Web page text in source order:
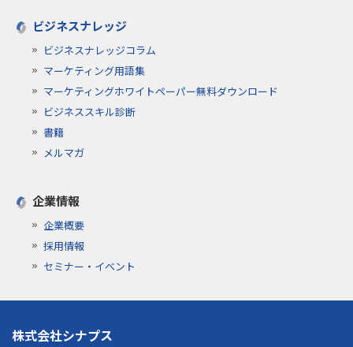
ビジネスナレッジ
ビジネスナレッジコラム
マーケティング用語集
マーケティングホワイトペーパー無料ダウンロード
ビジネススキル診断
書籍
メルマガ
企業情報
企業概要
採用情報
セミナー・イベント
株式会社シナプス